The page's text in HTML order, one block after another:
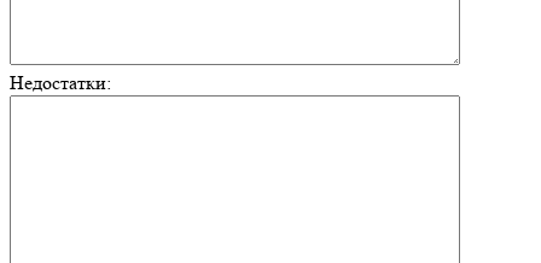
Недостатки: